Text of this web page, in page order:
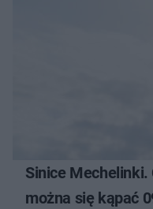
Sinice
można się kąpać